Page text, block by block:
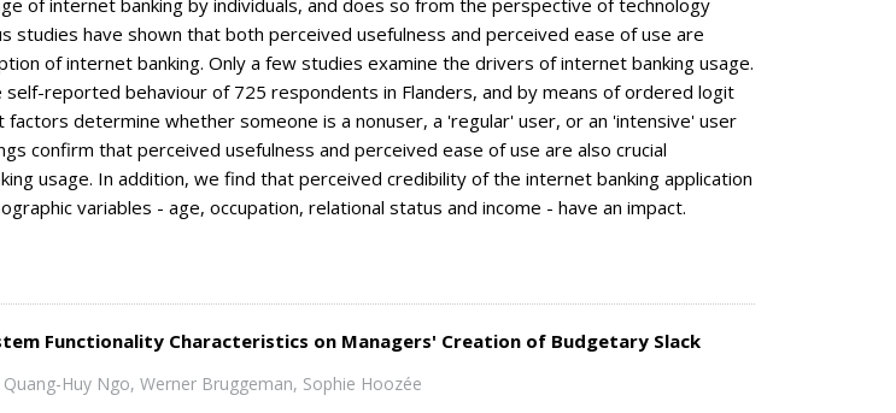
of internet banking by individuals, and does so from the perspective of technology
studies have shown that both perceived usefulness and perceived ease of use are
of internet banking. Only a few studies examine the drivers of internet banking usage.
self-reported behaviour of 725 respondents in Flanders, and by means of ordered logit
determine whether someone is a nonuser, a 'regular' user, or an 'intensive' user
confirm that perceived usefulness and perceived ease of use are also crucial
usage. In addition, we find that perceived credibility of the internet banking application
variables - age, occupation, relational status and income - have an impact.
Functionality Characteristics on Managers' Creation of Budgetary Slack
Quang-Huy Ngo, Werner Bruggeman, Sophie Hoozée